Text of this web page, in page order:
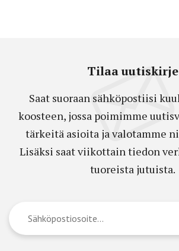
Tilaa uutiskirje
Saat suoraan sähköpostiisi
koosteen, jossa poimimme
tärkeitä asioita ja valotamme
Lisäksi saat viikottain tiedon
tuoreista jutuista.